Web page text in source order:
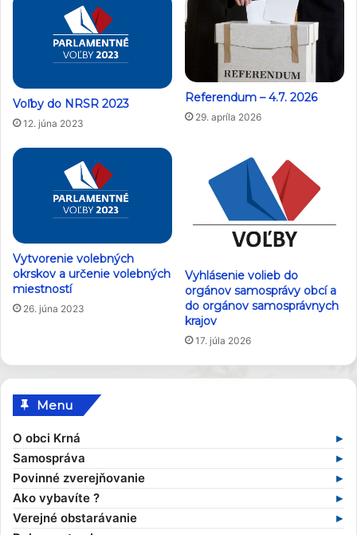
Voľby do NRSR 2023
12. júna 2023
Referendum – 4.7. 2026
29. apríla 2026
Vytvorenie volebných
okrskov a určenie volebných
miestností
26. júna 2023
Vyhlásenie volieb do
orgánov samosprávy obcí a
do orgánov samosprávnych
krajov
17. júla 2026
Menu
O obci Krná
Základné informácie
Profil obce
História obce
Obecné symboly
Kultúra
Samospráva
Samospráva v súčasnosti
Obecný úrad
Starosta obce
Zamestnanci obce
Povinné zverejňovanie
Zmluvy
Faktúry
Objednávky
Ako vybavíte ?
Stavebný poriadok
Výruby drevín
Verejné obstarávanie
Verejné obstarávania